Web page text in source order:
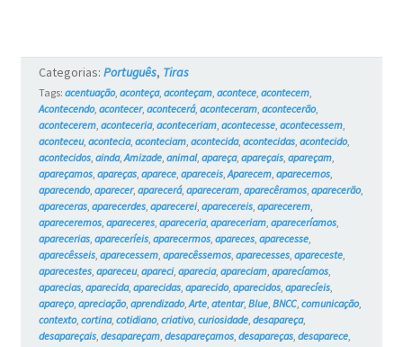
Categorias: Português, Tiras
Tags: acentuação, aconteça, aconteçam, acontece, acontecem,
Acontecendo, acontecer, acontecerá, aconteceram, acontecerão,
acontecerem, aconteceria, aconteceriam, acontecesse, acontecessem,
aconteceu, acontecia, aconteciam, acontecida, acontecidas, acontecido,
acontecidos, ainda,Amizade, animal, apareça, apareçais, apareçam,
apareçamos, apareças, aparece, apareceis,Aparecem, aparecemos,
aparecendo, aparecer, aparecerá, apareceram, aparecêramos, aparecerão,
apareceras, aparecerdes, aparecerei, aparecereis, aparecerem,
apareceremos, apareceres, apareceria, apareceriam, apareceríamos,
aparecerias, apareceríeis, aparecermos, apareces, aparecesse,
aparecêsseis, aparecessem, aparecêssemos, aparecesses, apareceste,
aparecestes, apareceu, apareci, aparecia, apareciam, aparecíamos,
aparecias, aparecida, aparecidas, aparecido, aparecidos, aparecíeis,
apareço, apreciação, aprendizado,Arte, atentar, Blue, BNCC, comunicação,
contexto, cortina, cotidiano, criativo, curiosidade, desapareça,
desapareçais, desapareçam, desapareçamos, desapareças, desaparece,